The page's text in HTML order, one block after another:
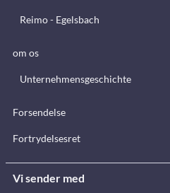
Reimo - Egelsbach
om os
Unternehmensgeschichte
Forsendelse
Fortrydelsesret
Vi sender med